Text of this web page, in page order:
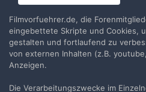
Jetzt
Filmvorfuehrer.de, die
eingebettete Skripte und Cookies,
gestalten und fortlaufend zu
von externen Inhalten (z.B.
Anzeigen.
Die Verarbeitungszwecke im